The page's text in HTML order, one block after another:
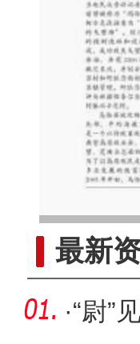
最新
·“尉”